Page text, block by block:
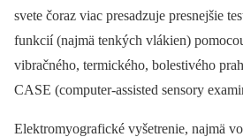
svete čoraz viac presadzuje presnejšie
funkcií (najmä tenkých vlákien)
vibračného, termického, bolestivého
CASE (computer‑assisted sensory
Elektromyografické vyšetrenie, najmä